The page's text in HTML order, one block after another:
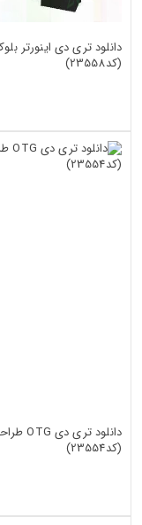
(کد23558)
(کد23554)